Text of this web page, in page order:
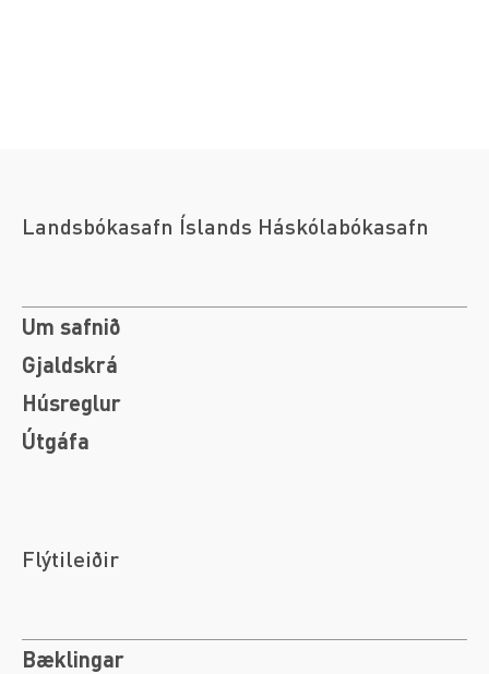
Landsbókasafn Íslands Háskólabókasafn
Um safnið
Gjaldskrá
Húsreglur
Útgáfa
Flýtileiðir
Bæklingar